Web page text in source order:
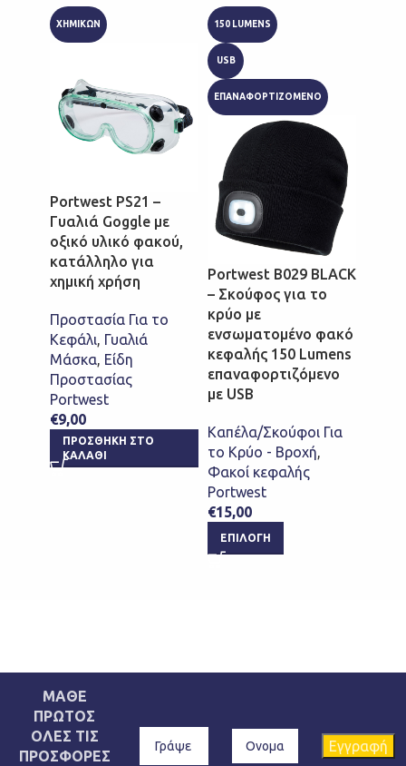
ΧΗΜΙΚΩΝ
Portwest PS21 –
Γυαλιά Goggle με
οξικό υλικό φακού,
κατάλληλο για
χημική χρήση
Προστασία Για το
Κεφάλι, Γυαλιά
Μάσκα, Είδη
Προστασίας
Portwest
€9,00
ΠΡΟΣΘΉΚΗ ΣΤΟ
ΚΑΛΆΘΙ
150 LUMENS
USB
ΕΠΑΝΑΦΟΡΤΙΖΟΜΕΝΟ
Portwest B029 BLACK
– Σκούφος για το
κρύο με
ενσωματομένο φακό
κεφαλής 150 Lumens
επαναφορτιζόμενο
με USB
Καπέλα/Σκούφοι Για
το Κρύο - Βροχή,
Φακοί κεφαλής
Portwest
€15,00
ΕΠΙΛΟΓΉ
ΜΑΘΕ
ΠΡΩΤΟΣ
ΟΛΕΣ ΤΙΣ
ΠΡΟΣΦΟΡΕΣ